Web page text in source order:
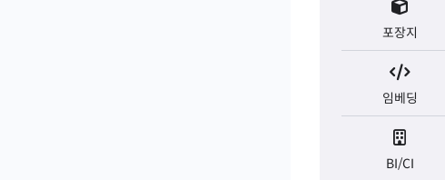
포장지
임베딩
BI/CI